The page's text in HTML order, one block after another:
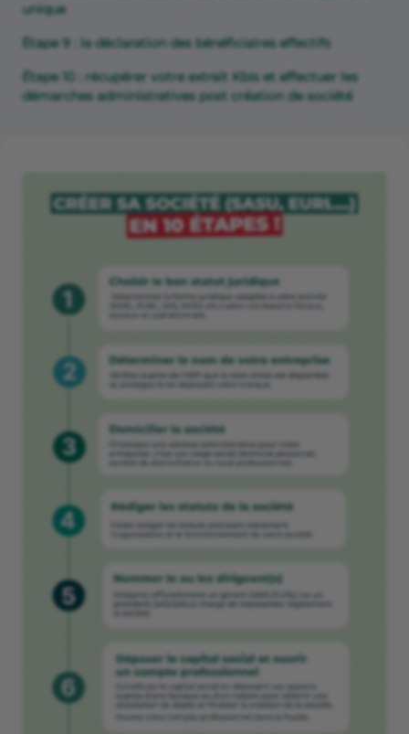
unique
Étape 9 : la déclaration des bénéficiaires effectifs
Étape 10 : récupérer votre extrait Kbis et effectuer les
démarches administratives post création de société